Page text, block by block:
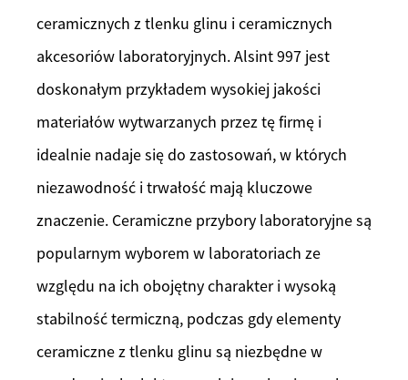
ceramicznych z tlenku glinu i ceramicznych
akcesoriów laboratoryjnych. Alsint 997 jest
doskonałym przykładem wysokiej jakości
materiałów wytwarzanych przez tę firmę i
idealnie nadaje się do zastosowań, w których
niezawodność i trwałość mają kluczowe
znaczenie. Ceramiczne przybory laboratoryjne są
popularnym wyborem w laboratoriach ze
względu na ich obojętny charakter i wysoką
stabilność termiczną, podczas gdy elementy
ceramiczne z tlenku glinu są niezbędne w